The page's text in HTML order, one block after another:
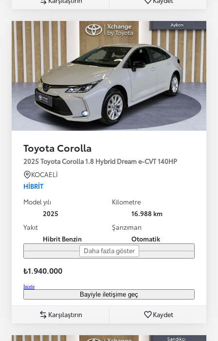
Toyota Corolla
2025 Toyota Corolla 1.8 Hybrid Dream e-CVT 140HP
KOCAELİ
HIBRIT
Model yılı
2025
Kilometre
16.988 km
Yakıt
Hibrit Benzin
Şanzıman
Otomatik
Daha fazla göster
₺1.940.000
İncele
Bayiyle iletişime geç
Karşılaştırın Kaydet